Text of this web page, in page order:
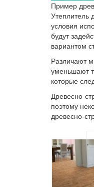
Пример
Утеплитель
условия
будут
вариантом
Различают
уменьшают
которые
Древесно-
поэтому
древесно-